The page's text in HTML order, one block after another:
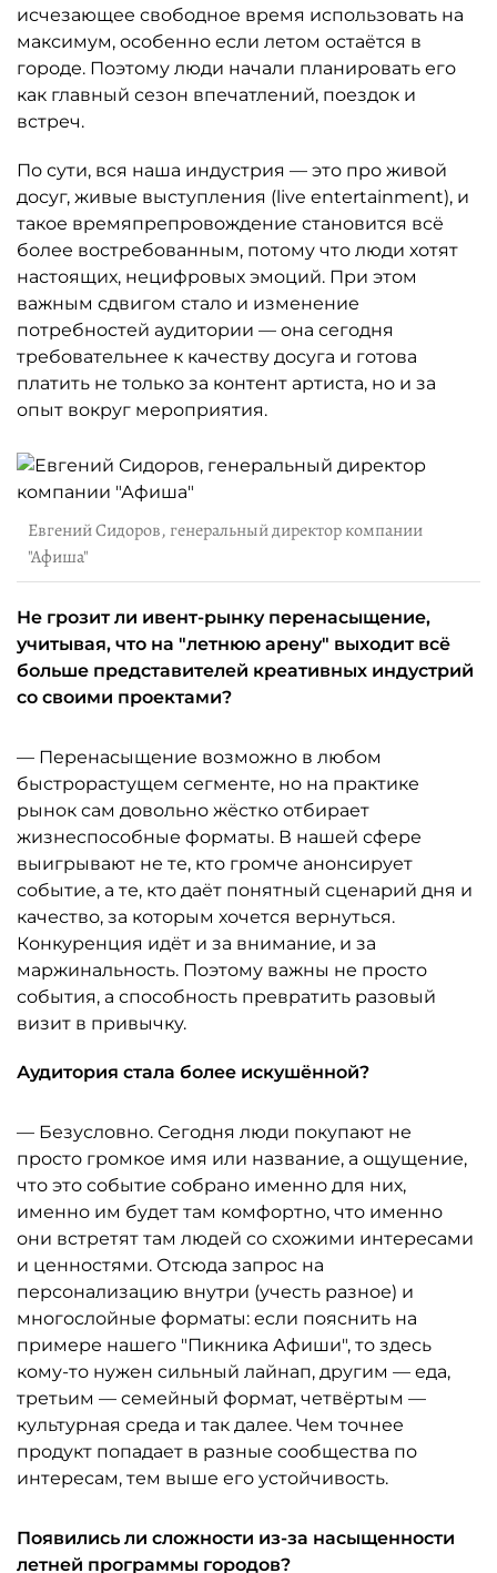
исчезающее свободное время использовать на
максимум, особенно если летом остаётся в
городе. Поэтому люди начали планировать его
как главный сезон впечатлений, поездок и
встреч.
По сути, вся наша индустрия — это про живой
досуг, живые выступления (live entertainment), и
такое времяпрепровождение становится всё
более востребованным, потому что люди хотят
настоящих, нецифровых эмоций. При этом
важным сдвигом стало и изменение
потребностей аудитории — она сегодня
требовательнее к качеству досуга и готова
платить не только за контент артиста, но и за
опыт вокруг мероприятия.
Евгений Сидоров, генеральный директор компании
"Афиша"
Не грозит ли ивент-рынку перенасыщение,
учитывая, что на "летнюю арену" выходит всё
больше представителей креативных индустрий
со своими проектами?
— Перенасыщение возможно в любом
быстрорастущем сегменте, но на практике
рынок сам довольно жёстко отбирает
жизнеспособные форматы. В нашей сфере
выигрывают не те, кто громче анонсирует
событие, а те, кто даёт понятный сценарий дня и
качество, за которым хочется вернуться.
Конкуренция идёт и за внимание, и за
маржинальность. Поэтому важны не просто
события, а способность превратить разовый
визит в привычку.
Аудитория стала более искушённой?
— Безусловно. Сегодня люди покупают не
просто громкое имя или название, а ощущение,
что это событие собрано именно для них,
именно им будет там комфортно, что именно
они встретят там людей со схожими интересами
и ценностями. Отсюда запрос на
персонализацию внутри (учесть разное) и
многослойные форматы: если пояснить на
примере нашего "Пикника Афиши", то здесь
кому-то нужен сильный лайнап, другим — еда,
третьим — семейный формат, четвёртым —
культурная среда и так далее. Чем точнее
продукт попадает в разные сообщества по
интересам, тем выше его устойчивость.
Появились ли сложности из-за насыщенности
летней программы городов?